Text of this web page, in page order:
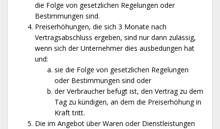
die Folge von gesetzlichen Regelungen oder
Bestimmungen sind.
Preiserhöhungen, die sich 3 Monate nach
Vertragsabschluss ergeben, sind nur dann zulässig,
wenn sich der Unternehmer dies ausbedungen hat
und:
sie die Folge von gesetzlichen Regelungen
oder Bestimmungen sind oder
der Verbraucher befugt ist, den Vertrag zu dem
Tag zu kündigen, an dem die Preiserhöhung in
Kraft tritt.
Die im Angebot über Waren oder Dienstleistungen